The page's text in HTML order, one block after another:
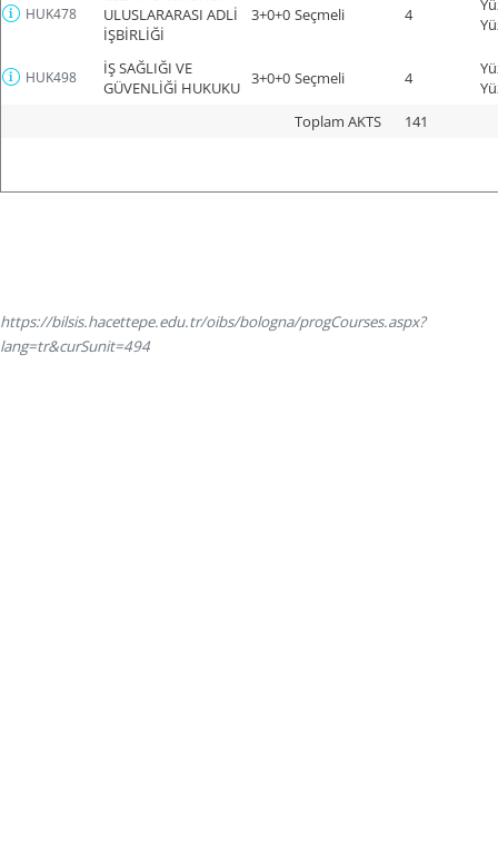
HUK478
ULUSLARARASI ADLİ
İŞBİRLİĞİ
3+0+0 Seçmeli 4
HUK498
İŞ SAĞLIĞI VE
GÜVENLİĞİ HUKUKU 3+0+0 Seçmeli 4
Toplam AKTS
141
https://bilsis.hacettepe.edu.tr/oibs/bologna/progCourses.aspx?
lang=tr&curSunit=494